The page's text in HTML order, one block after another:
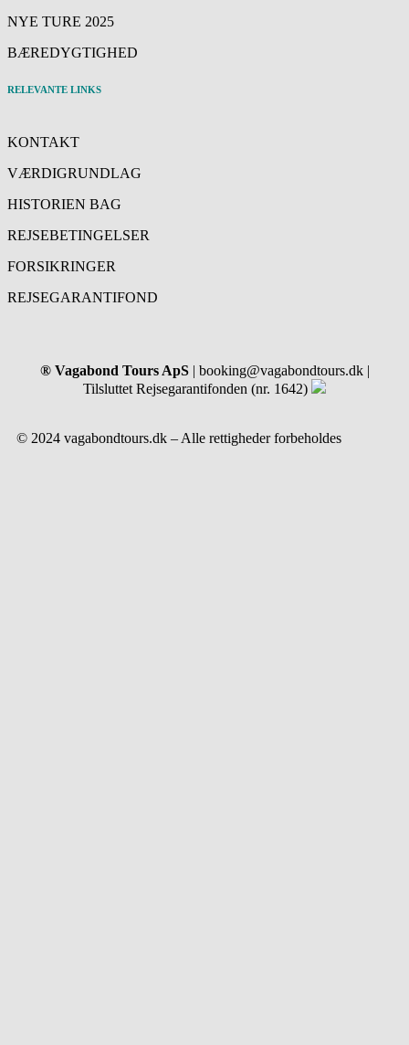
NYE TURE 2025
BÆREDYGTIGHED
RELEVANTE LINKS
KONTAKT
VÆRDIGRUNDLAG
HISTORIEN BAG
REJSEBETINGELSER
FORSIKRINGER
REJSEGARANTIFOND
® Vagabond Tours ApS | booking@vagabondtours.dk |
Tilsluttet Rejsegarantifonden (nr. 1642)
© 2024 vagabondtours.dk – Alle rettigheder forbeholdes